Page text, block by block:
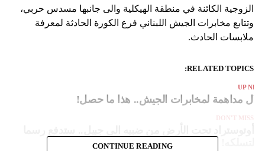
الزوجية الكائنة في منطقة الهيكلية والى جانبها مسدس حربي،
وتتابع مخابرات الجيش اللبناني فرع الكورة الحادثة لمعرفة
ملابسات الحادث.
RELATED TOPICS:
UP
مداهمة لمخابرات الجيش.. هذا ما حصل!
DON'T MISS
CONTINUE READING